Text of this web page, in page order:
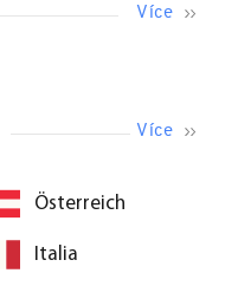
Österreich
Italia